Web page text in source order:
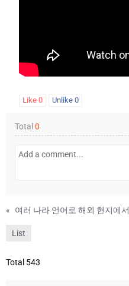
Like 0 Unlike 0
Total 0
« 여러 나라 언어로 해외 현지에
List
Total 543